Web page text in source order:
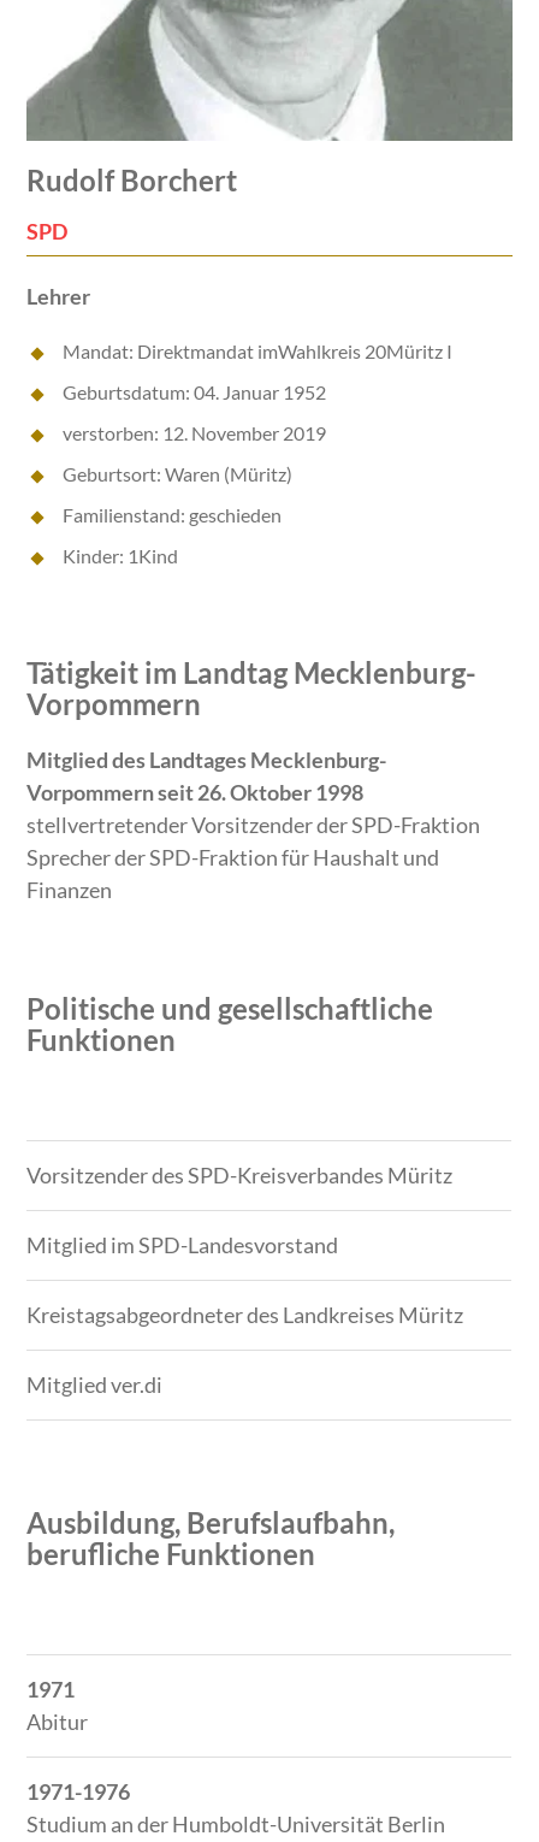
Rudolf Borchert
SPD
Lehrer
Mandat: Direktmandat imWahlkreis 20Müritz I
Geburtsdatum: 04. Januar 1952
verstorben: 12. November 2019
Geburtsort: Waren (Müritz)
Familienstand: geschieden
Kinder: 1Kind
Tätigkeit im Landtag Mecklenburg-
Vorpommern
Mitglied des Landtages Mecklenburg-
Vorpommern seit 26. Oktober 1998
stellvertretender Vorsitzender der SPD-Fraktion
Sprecher der SPD-Fraktion für Haushalt und
Finanzen
Politische und gesellschaftliche
Funktionen
Zeitraum
Tätigkeit
Vorsitzender des SPD-Kreisverbandes Müritz
Mitglied im SPD-Landesvorstand
Kreistagsabgeordneter des Landkreises Müritz
Mitglied ver.di
Ausbildung, Berufslaufbahn,
berufliche Funktionen
Zeitraum
Tätigkeit
1971
Abitur
1971-1976
Studium an der Humboldt-Universität Berlin